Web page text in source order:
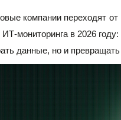
компании переходят
мониторинга в 2026
данные, но и